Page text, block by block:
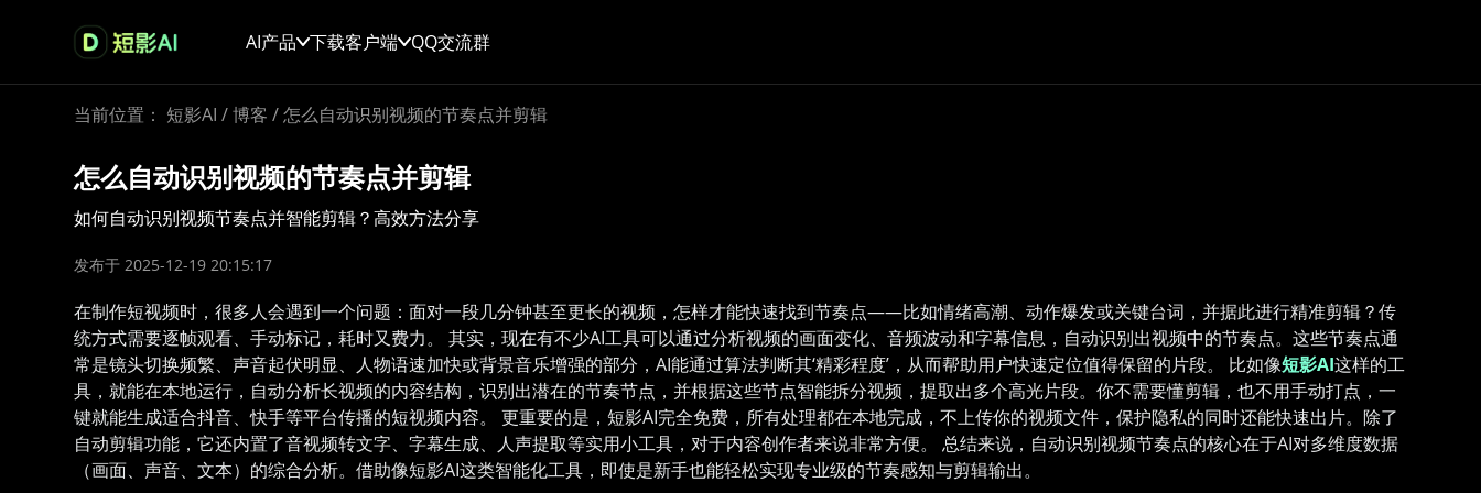
AI产品 下载客户端 QQ交流群
当前位置： 短影AI /博客 /怎么自动识别视频的节奏点并剪辑
怎么自动识别视频的节奏点并剪辑
如何自动识别视频节奏点并智能剪辑？高效方法分享
发布于 2025-12-19 20:15:17
在制作短视频时，很多人会遇到一个问题：面对一段几分钟甚至更长的视频，怎样才能快速找到节奏点——比如情绪高潮、动作爆发或关键台词，并据此进行精准剪辑？传
统方式需要逐帧观看、手动标记，耗时又费力。 其实，现在有不少AI工具可以通过分析视频的画面变化、音频波动和字幕信息，自动识别出视频中的节奏点。这些节奏点通
常是镜头切换频繁、声音起伏明显、人物语速加快或背景音乐增强的部分，AI能通过算法判断其‘精彩程度’，从而帮助用户快速定位值得保留的片段。 比如像短影AI这样的工
具，就能在本地运行，自动分析长视频的内容结构，识别出潜在的节奏节点，并根据这些节点智能拆分视频，提取出多个高光片段。你不需要懂剪辑，也不用手动打点，一
键就能生成适合抖音、快手等平台传播的短视频内容。 更重要的是，短影AI完全免费，所有处理都在本地完成，不上传你的视频文件，保护隐私的同时还能快速出片。除了
自动剪辑功能，它还内置了音视频转文字、字幕生成、人声提取等实用小工具，对于内容创作者来说非常方便。 总结来说，自动识别视频节奏点的核心在于AI对多维度数据
（画面、声音、文本）的综合分析。借助像短影AI这类智能化工具，即使是新手也能轻松实现专业级的节奏感知与剪辑输出。